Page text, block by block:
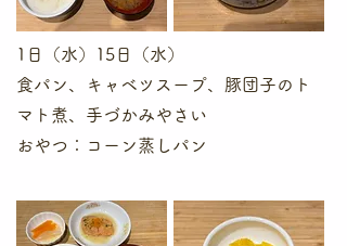
1日（水）15日（水）
食パン、キャベツスープ、豚団子のト
マト煮、手づかみやさい
​おやつ：コーン蒸しパン